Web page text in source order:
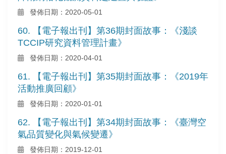
發佈日期：2020-05-01
60. 【電子報出刊】第36期封面故事：《淺談
TCCIP研究資料管理計畫》
發佈日期：2020-04-01
61. 【電子報出刊】第35期封面故事：《2019年
活動推廣回顧》
發佈日期：2020-01-01
62. 【電子報出刊】第34期封面故事：《臺灣空
氣品質變化與氣候變遷》
發佈日期：2019-12-01